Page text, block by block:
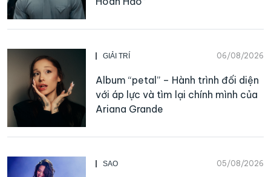
GIẢI TRÍ 06/08/2026
Album “petal” – Hành trình đối diện
với áp lực và tìm lại chính mình của
Ariana Grande
SAO 05/08/2026